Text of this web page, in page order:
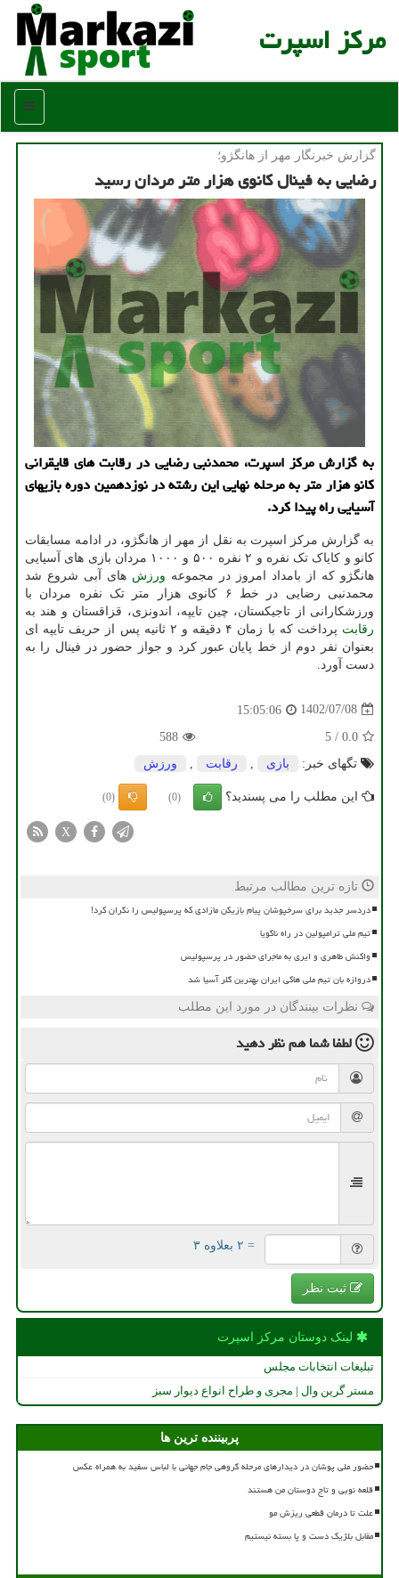
مركز اسپرت
منو
گزارش خبرنگار مهر از هانگژو؛
رضایی به فینال کانوی هزار متر مردان رسید
به گزارش مرکز اسپرت، محمدنبی رضایی در رقابت های قایقرانی
کانو هزار متر به مرحله نهایی این رشته در نوزدهمین دوره بازیهای
آسیایی راه پیدا کرد.
به گزارش مرکز اسپرت به نقل از مهر از هانگژو، در ادامه مسابقات
کانو و کایاک تک نفره و ۲ نفره ۵۰۰ و ۱۰۰۰ مردان بازی های آسیایی
هانگژو که از بامداد امروز در مجموعه ورزش های آبی شروع شد
محمدنبی رضایی در خط ۶ کانوی هزار متر تک نفره مردان با
ورزشکارانی از تاجیکستان، چین تایپه، اندونزی، قزاقستان و هند به
رقابت
پرداخت که با زمان ۴ دقیقه و ۲ ثانیه پس از حریف تایپه ای
بعنوان نفر دوم از خط پایان عبور کرد و جواز حضور در فینال را به
دست آورد.
1402/07/08
15:05:06
0.0
/
5
588
تگهای خبر:
بازی رقابت ورزش
این مطلب را می پسندید؟ (0)
(0)
X
تازه ترین مطالب مرتبط
دردسر جدید برای سرخپوشان پیام بازیکن مازادی که پرسپولیس را نگران کرد!
تیم ملی ترامپولین در راه ناگویا
واکنش طاهری و ایری به ماجرای حضور در پرسپولیس
دروازه بان تیم ملی هاکی ایران بهترین گلر آسیا شد
نظرات بینندگان در مورد این مطلب
لطفا شما همنظر دهید
= ۲ بعلاوه ۳
ثبت نظر
لینک دوستان مركز اسپرت
تبلیغات انتخابات مجلس
مستر گرین وال | مجری و طراح انواع دیوار سبز
پربیننده ترین ها
حضور ملی پوشان در دیدارهای مرحله گروهی جام جهانی با لباس سفید به همراه عکس
قلعه نویی و تاج دوستان من هستند
علت تا درمان قطعی ریزش مو
مقابل بلژیک دست و پا بسته نیستیم